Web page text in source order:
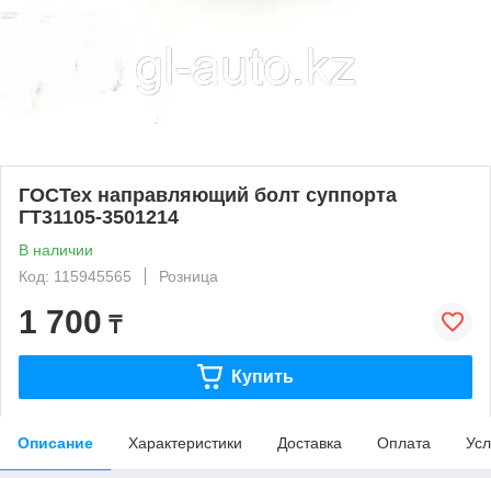
ГОСТех направляющий болт суппорта
ГТ31105-3501214
В наличии
Код: 115945565
Розница
1 700 ₸
Купить
Описание Характеристики Доставка Оплата